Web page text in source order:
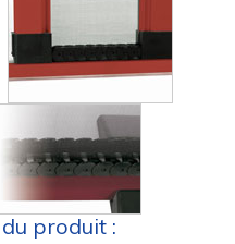
produit :